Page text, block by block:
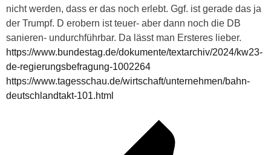
nicht werden, dass er das noch erlebt. Ggf. ist gerade das ja
der Trumpf. D erobern ist teuer- aber dann noch die DB
sanieren- undurchführbar. Da lässt man Ersteres lieber.
https://www.bundestag.de/dokumente/textarchiv/2024/kw23-
de-regierungsbefragung-1002264
https://www.tagesschau.de/wirtschaft/unternehmen/bahn-
deutschlandtakt-101.html